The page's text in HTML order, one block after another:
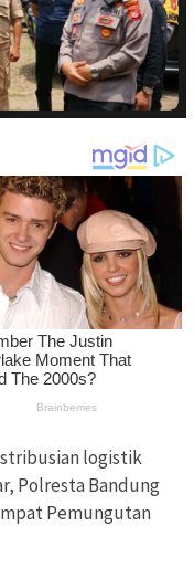
logistik
Polresta Bandung
Pemungutan